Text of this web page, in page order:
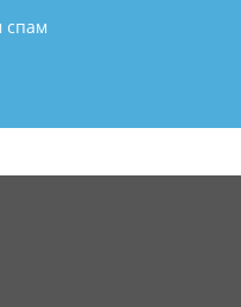
спам